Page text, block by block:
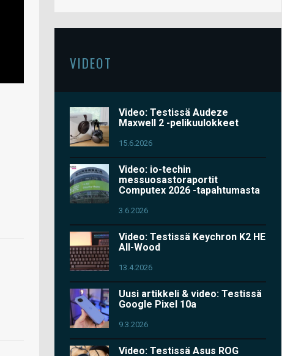
VIDEOT
Video: Testissä Audeze
Maxwell 2 -pelikuulokkeet
15.6.2026
Video: io-techin
messuosastoraportit
Computex 2026 -tapahtumasta
3.6.2026
Video: Testissä Keychron K2 HE
All-Wood
13.4.2026
Uusi artikkeli & video: Testissä
Google Pixel 10a
9.3.2026
Video: Testissä Asus ROG